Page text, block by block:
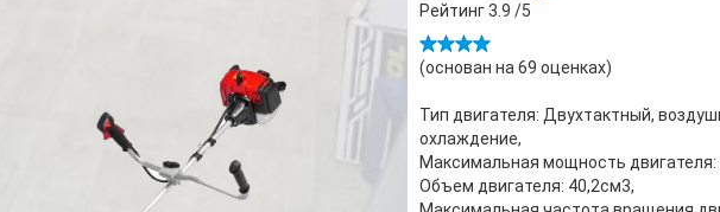
Рейтинг3.9 /5
(основан на 69 оценках)
Тип двигателя: Двухтактный,
охлаждение,
Максимальная мощность двигателя:
Объем двигателя: 40,2см3,